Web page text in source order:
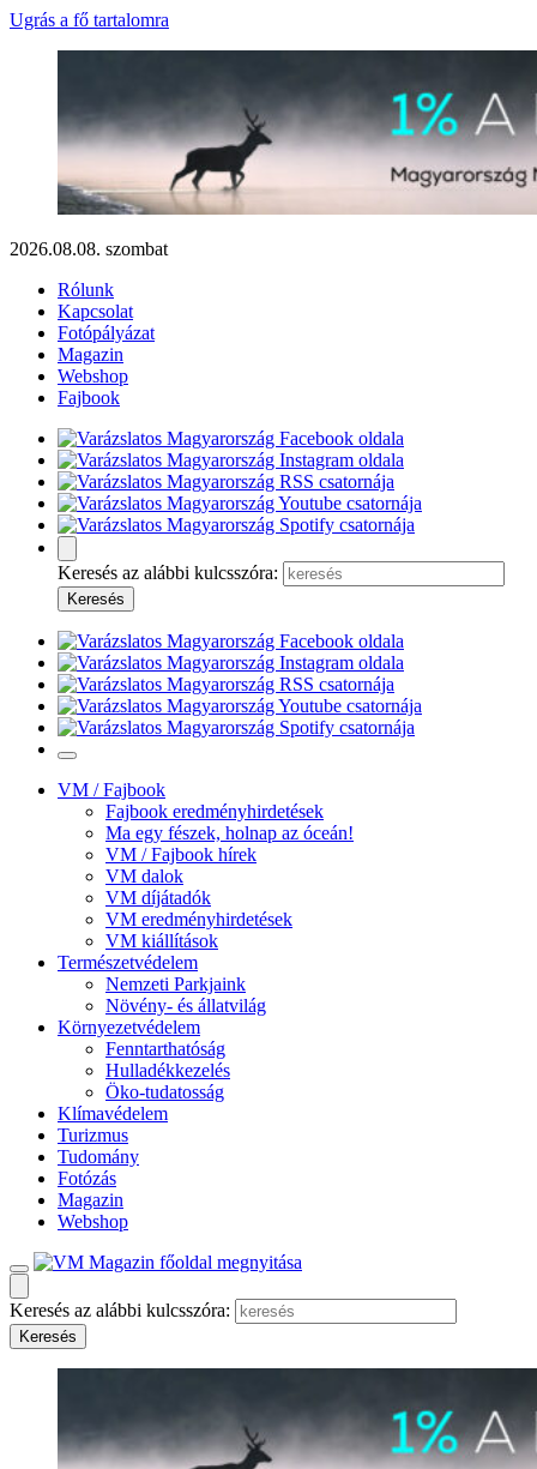
Ugrás a fő tartalomra
2026.08.08. szombat
Rólunk
Kapcsolat
Fotópályázat
Magazin
Webshop
Fajbook
Keresés az alábbi kulcsszóra:
VM / Fajbook
Fajbook eredményhirdetések
Ma egy fészek, holnap az óceán!
VM / Fajbook hírek
VM dalok
VM díjátadók
VM eredményhirdetések
VM kiállítások
Természetvédelem
Nemzeti Parkjaink
Növény- és állatvilág
Környezetvédelem
Fenntarthatóság
Hulladékkezelés
Öko-tudatosság
Klímavédelem
Turizmus
Tudomány
Fotózás
Magazin
Webshop
Keresés az alábbi kulcsszóra: